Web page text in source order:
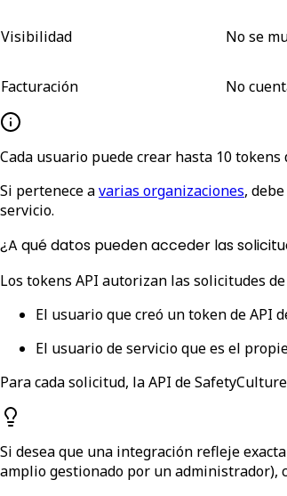
Visibilidad No se
Facturación No
Cada usuario puede crear hasta 10
Si pertenece avarias organizaciones,
servicio.
¿A qué datos pueden acceder las
Los tokens API autorizan las solicitudes
El usuarioque creó untoken de API
El usuario de servicioque es el
Para cada solicitud, la API de
Si desea que una integración refleje
amplio gestionado por un administrador),